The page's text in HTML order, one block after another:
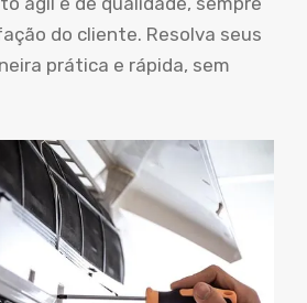
do cliente. Resolva seus
prática e rápida, sem